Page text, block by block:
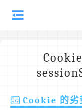
Cookie 的劣